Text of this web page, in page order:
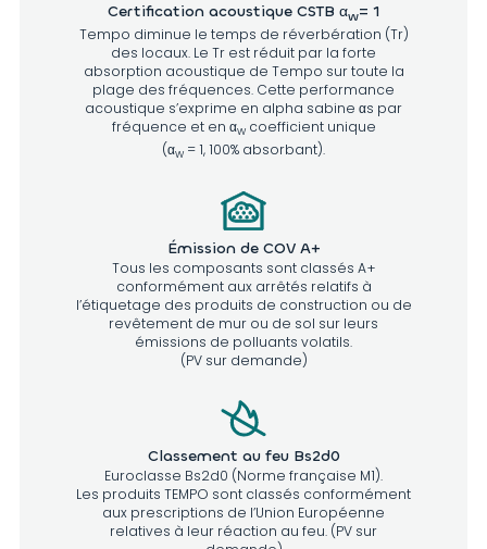
Certification acoustique CSTB αw= 1
Tempo diminue le temps de réverbération (Tr)
des locaux. Le Tr est réduit par la forte
absorption acoustique de Tempo sur toute la
plage des fréquences. Cette performance
acoustique s’exprime en alpha sabine αs par
fréquence et en αwcoefficient unique
(αw = 1, 100% absorbant).
Émission de COV A+
Tous les composants sont classés A+
conformément aux arrêtés relatifs à
l’étiquetage des produits de construction ou de
revêtement de mur ou de sol sur leurs
émissions de polluants volatils.
(PV sur demande)
Classement au feu Bs2d0
Euroclasse Bs2d0 (Norme française M1).
Les produits TEMPO sont classés conformément
aux prescriptions de l’Union Européenne
relatives à leur réaction au feu. (PV sur